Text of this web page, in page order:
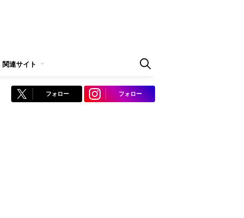
関連サイト
フォロー フォロー